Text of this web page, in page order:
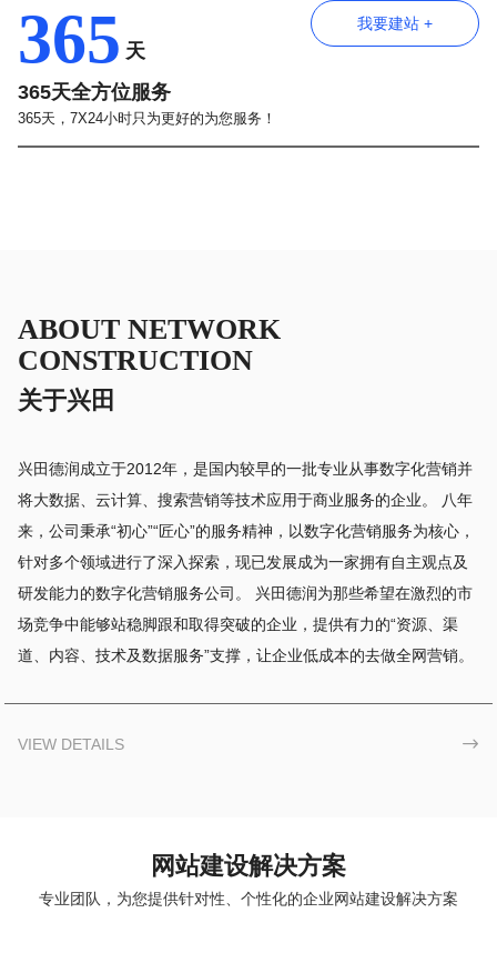
365 天
365天全方位服务
365天，7X24小时只为更好的为您服务！
我要建站 +
ABOUT NETWORK
CONSTRUCTION
关于兴田
兴田德润成立于2012年，是国内较早的一批专业从事数字化营销并
将大数据、云计算、搜索营销等技术应用于商业服务的企业。 八年
来，公司秉承“初心”“匠心”的服务精神，以数字化营销服务为核心，
针对多个领域进行了深入探索，现已发展成为一家拥有自主观点及
研发能力的数字化营销服务公司。 兴田德润为那些希望在激烈的市
场竞争中能够站稳脚跟和取得突破的企业，提供有力的“资源、渠
道、内容、技术及数据服务”支撑，让企业低成本的去做全网营销。
VIEW DETAILS 
网站建设解决方案
专业团队，为您提供针对性、个性化的企业网站建设解决方案